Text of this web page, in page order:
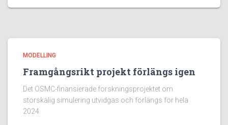
MODELLING
Framgångsrikt projekt förlängs igen
Det OSMC-finansierade forskningsprojektet om
storskalig simulering utvidgas och förlängs för hela
2024.